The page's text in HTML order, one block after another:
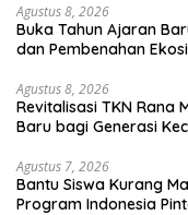
Agustus 8, 2026
Buka Tahun Ajaran
dan Pembenahan
Agustus 8, 2026
Revitalisasi TKN Rana
Baru bagi Generasi
Agustus 7, 2026
Bantu Siswa Kurang
Program Indonesia